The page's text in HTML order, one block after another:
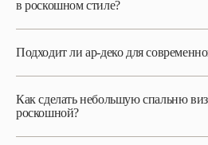
в роскошном стиле?
Подходит ли ар-деко для
Как сделать небольшую спальню
роскошной?